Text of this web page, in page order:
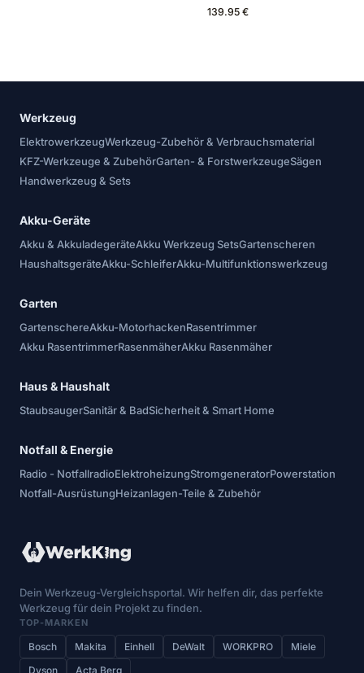
139.95 €
Werkzeug
ElektrowerkzeugWerkzeug-Zubehör & Verbrauchsmaterial
KFZ-Werkzeuge & ZubehörGarten- & ForstwerkzeugeSägen
Handwerkzeug & Sets
Akku-Geräte
Akku & AkkuladegeräteAkku Werkzeug SetsGartenscheren
HaushaltsgeräteAkku-SchleiferAkku-Multifunktionswerkzeug
Garten
GartenschereAkku-MotorhackenRasentrimmer
Akku RasentrimmerRasenmäherAkku Rasenmäher
Haus & Haushalt
StaubsaugerSanitär & BadSicherheit & Smart Home
Notfall & Energie
Radio - NotfallradioElektroheizungStromgeneratorPowerstation
Notfall-AusrüstungHeizanlagen-Teile & Zubehör
Dein Werkzeug-Vergleichsportal. Wir helfen dir, das perfekte
Werkzeug für dein Projekt zu finden.
TOP-MARKEN
Bosch Makita Einhell DeWalt WORKPRO
Miele
Dyson
Acta Berg